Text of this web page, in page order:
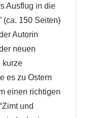
Ausflug in die
(ca. 150 Seiten)
Autorin
neuen
kurze
es zu Ostern
einen richtigen
und